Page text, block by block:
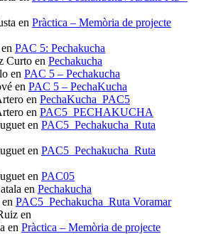
en Pràctica – Memòria de projecte
en PAC 5: Pechakucha
Curto en Pechakucha
en PAC 5 – Pechakucha
en PAC 5 – PechaKucha
en PechaKucha_PAC5
en PAC5_PECHAKUCHA
en PAC5_Pechakucha_Ruta
en PAC5_Pechakucha_Ruta
en PAC05
en Pechakucha
en PAC5_Pechakucha_Ruta Voramar
en
en Pràctica – Memòria de projecte